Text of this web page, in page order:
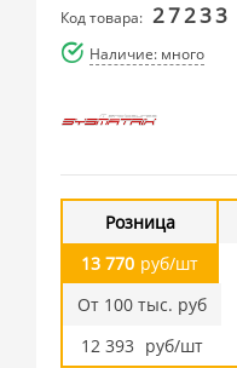
Код товара: 27233
Наличие: много
Розница
13 770 руб/шт
От 100 тыс. руб
12 393 руб/шт